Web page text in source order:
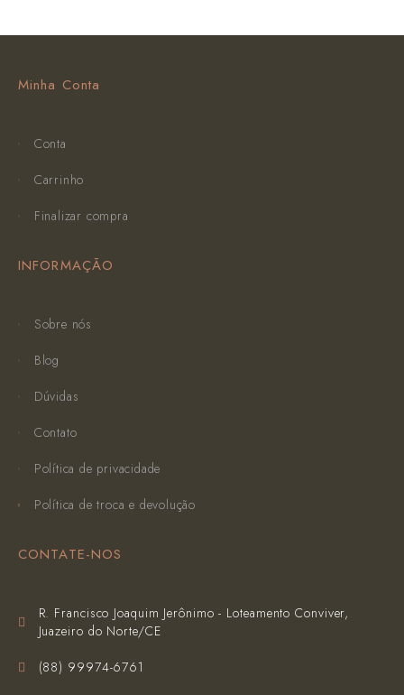
Minha Conta
Conta
Carrinho
Finalizar compra
INFORMAÇÃO
Sobre nós
Blog
Dúvidas
Contato
Política de privacidade
Política de troca e devolução
CONTATE-NOS
R. Francisco Joaquim Jerônimo - Loteamento Conviver,
Juazeiro do Norte/CE
(‪88) 99974-6761‬